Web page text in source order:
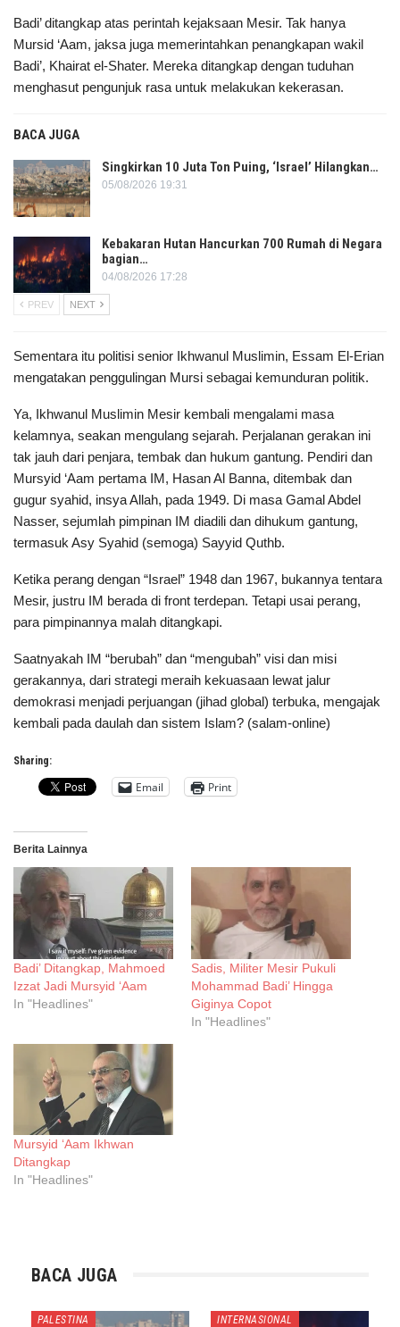
Badi’ ditangkap atas perintah kejaksaan Mesir. Tak hanya
Mursid ‘Aam, jaksa juga memerintahkan penangkapan wakil
Badi’, Khairat el-Shater. Mereka ditangkap dengan tuduhan
menghasut pengunjuk rasa untuk melakukan kekerasan.
BACA JUGA
Singkirkan 10 Juta Ton Puing, ‘Israel’ Hilangkan…
05/08/2026 19:31
Kebakaran Hutan Hancurkan 700 Rumah di Negara
bagian…
04/08/2026 17:28
PREV NEXT
Sementara itu politisi senior Ikhwanul Muslimin, Essam El-Erian
mengatakan penggulingan Mursi sebagai kemunduran politik.
Ya, Ikhwanul Muslimin Mesir kembali mengalami masa
kelamnya, seakan mengulang sejarah. Perjalanan gerakan ini
tak jauh dari penjara, tembak dan hukum gantung. Pendiri dan
Mursyid ‘Aam pertama IM, Hasan Al Banna, ditembak dan
gugur syahid, insya Allah, pada 1949. Di masa Gamal Abdel
Nasser, sejumlah pimpinan IM diadili dan dihukum gantung,
termasuk Asy Syahid (semoga) Sayyid Quthb.
Ketika perang dengan “Israel” 1948 dan 1967, bukannya tentara
Mesir, justru IM berada di front terdepan. Tetapi usai perang,
para pimpinannya malah ditangkapi.
Saatnyakah IM “berubah” dan “mengubah” visi dan misi
gerakannya, dari strategi meraih kekuasaan lewat jalur
demokrasi menjadi perjuangan (jihad global) terbuka, mengajak
kembali pada daulah dan sistem Islam? (salam-online)
Sharing:
Email Print
Berita Lainnya
Badi’ Ditangkap, Mahmoed
Izzat Jadi Mursyid ‘Aam
In "Headlines"
Sadis, Militer Mesir Pukuli
Mohammad Badi’ Hingga
Giginya Copot
In "Headlines"
Mursyid ‘Aam Ikhwan
Ditangkap
In "Headlines"
BACA JUGA
PALESTINA INTERNASIONAL